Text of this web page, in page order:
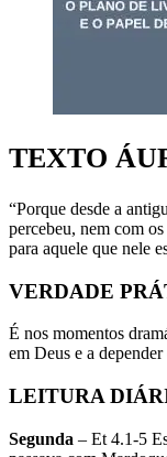
TEXTO
“Porque desde a
percebeu, nem com
para aquele que nele
VERDADE
É nos momentos
em Deus e a
LEITURA
Segunda – Et 4.1-5